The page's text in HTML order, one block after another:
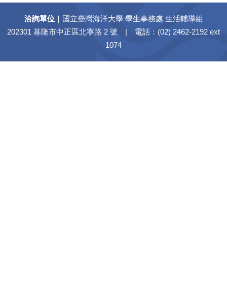
洽詢單位｜國立臺灣海洋大學 學生事務處 生活輔導組
202301 基隆市中正區北寧路 2 號 | 電話：(02) 2462-2192 ext
1074